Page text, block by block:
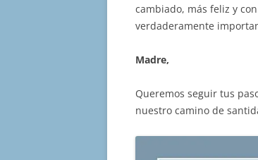
cambiado, más feliz y
verdaderamente
Madre,
Queremos seguir tus
nuestro camino de